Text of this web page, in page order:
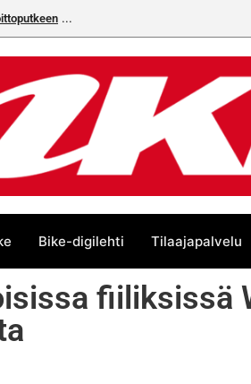
suurta Bike-
Bike-digilehti Tilaajapalvelu
fiiliksissä